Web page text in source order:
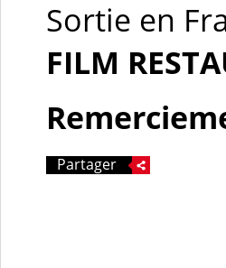
Sortie en
FILM
Partager